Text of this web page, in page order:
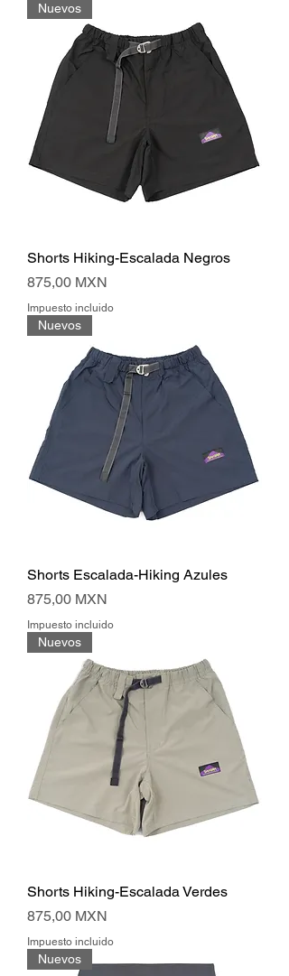
Nuevos
Shorts Hiking-Escalada Negros
Precio
875,00 MXN
Impuesto incluido
Nuevos
Shorts Escalada-Hiking Azules
Precio
875,00 MXN
Impuesto incluido
Nuevos
Shorts Hiking-Escalada Verdes
Precio
875,00 MXN
Impuesto incluido
Nuevos